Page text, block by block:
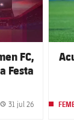
FC,
Festa
Fecha de
31 jul 26